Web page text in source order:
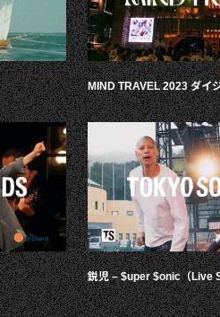
MIND TRAVEL 2023 ダイ
鋭児 – $uper $onic（Live